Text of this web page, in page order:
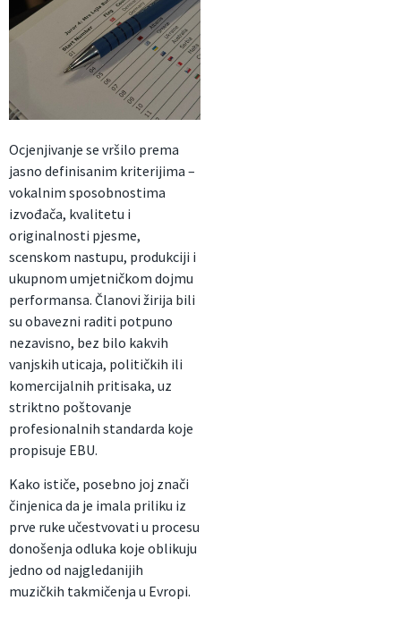
Ocjenjivanje se vršilo prema
jasno definisanim kriterijima –
vokalnim sposobnostima
izvođača, kvalitetu i
originalnosti pjesme,
scenskom nastupu, produkciji i
ukupnom umjetničkom dojmu
performansa. Članovi žirija bili
su obavezni raditi potpuno
nezavisno, bez bilo kakvih
vanjskih uticaja, političkih ili
komercijalnih pritisaka, uz
striktno poštovanje
profesionalnih standarda koje
propisuje EBU.
Kako ističe, posebno joj znači
činjenica da je imala priliku iz
prve ruke učestvovati u procesu
donošenja odluka koje oblikuju
jedno od najgledanijih
muzičkih takmičenja u Evropi.